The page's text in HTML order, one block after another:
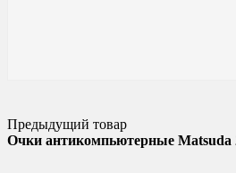
Предыдущий товар
Очки антикомпьютерные Matsuda